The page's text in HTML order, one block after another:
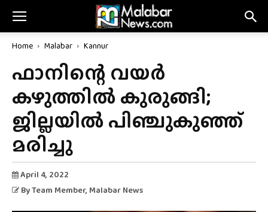
Home Malabar Kannur
ഫാനിന്റെ വയർ
കഴുത്തിൽ കുരുങ്ങി;
ജില്ലയിൽ പിഞ്ചുകുഞ്ഞ്
മരിച്ചു
April 4, 2022
ByTeam Member, Malabar News